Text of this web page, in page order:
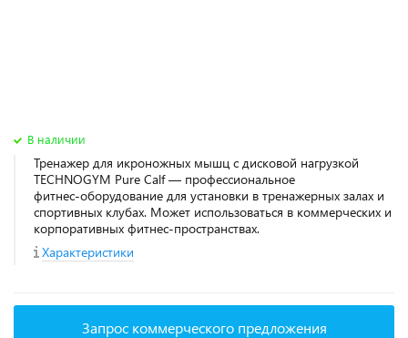
В наличии
Тренажер для икроножных мышц с дисковой нагрузкой
TECHNOGYM Pure Calf — профессиональное
фитнес‑оборудование для установки в тренажерных залах и
спортивных клубах. Может использоваться в коммерческих и
корпоративных фитнес‑пространствах.
Характеристики
Запрос коммерческого предложения